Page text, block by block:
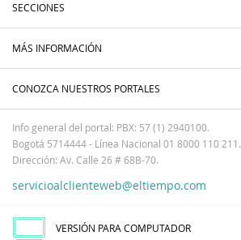
SECCIONES
MÁS INFORMACIÓN
CONOZCA NUESTROS PORTALES
Info general del portal: PBX: 57 (1) 2940100.
Bogotá 5714444 - Línea Nacional 01 8000 110 211.
Dirección: Av. Calle 26 # 68B-70.
servicioalclienteweb@eltiempo.com
VERSIÓN PARA COMPUTADOR